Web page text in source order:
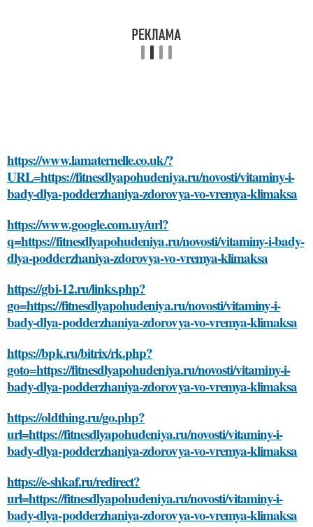
https://www.lamaternelle.co.uk/?
URL=https://fitnesdlyapohudeniya.ru/novosti/vitaminy-i-
bady-dlya-podderzhaniya-zdorovya-vo-vremya-klimaksa
https://www.google.com.uy/url?
q=https://fitnesdlyapohudeniya.ru/novosti/vitaminy-i-bady-
dlya-podderzhaniya-zdorovya-vo-vremya-klimaksa
https://gbi-12.ru/links.php?
go=https://fitnesdlyapohudeniya.ru/novosti/vitaminy-i-
bady-dlya-podderzhaniya-zdorovya-vo-vremya-klimaksa
https://bpk.ru/bitrix/rk.php?
goto=https://fitnesdlyapohudeniya.ru/novosti/vitaminy-i-
bady-dlya-podderzhaniya-zdorovya-vo-vremya-klimaksa
https://oldthing.ru/go.php?
url=https://fitnesdlyapohudeniya.ru/novosti/vitaminy-i-
bady-dlya-podderzhaniya-zdorovya-vo-vremya-klimaksa
https://e-shkaf.ru/redirect?
url=https://fitnesdlyapohudeniya.ru/novosti/vitaminy-i-
bady-dlya-podderzhaniya-zdorovya-vo-vremya-klimaksa